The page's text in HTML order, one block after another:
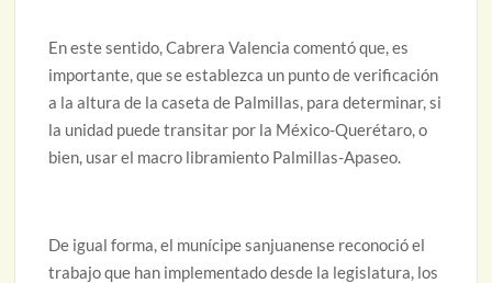
En este sentido, Cabrera Valencia comentó que, es
importante, que se establezca un punto de verificación
a la altura de la caseta de Palmillas, para determinar, si
la unidad puede transitar por la México-Querétaro, o
bien, usar el macro libramiento Palmillas-Apaseo.
De igual forma, el munícipe sanjuanense reconoció el
trabajo que han implementado desde la legislatura, los